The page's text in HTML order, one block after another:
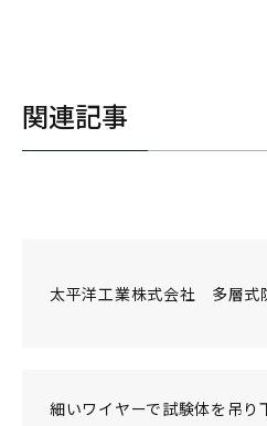
関連記事
太平洋工業株式会社 多層式
細いワイヤーで試験体を吊り